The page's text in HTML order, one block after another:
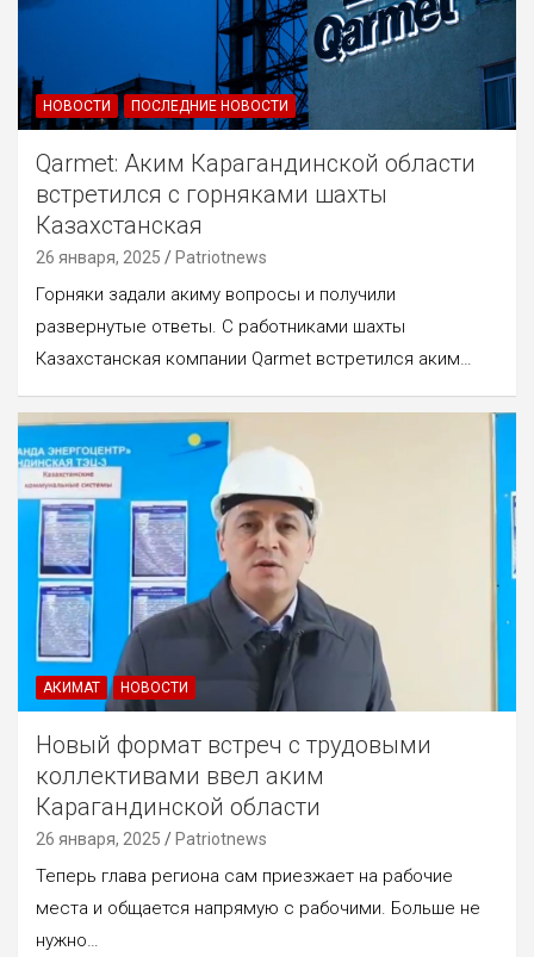
НОВОСТИ ПОСЛЕДНИЕ НОВОСТИ
Qarmet: Аким Карагандинской области
встретился с горняками шахты
Казахстанская
26 января, 2025 Patriotnews
Горняки задали акиму вопросы и получили
развернутые ответы. С работниками шахты
Казахстанская компании Qarmet встретился аким…
АКИМАТ НОВОСТИ
Новый формат встреч с трудовыми
коллективами ввел аким
Карагандинской области
26 января, 2025 Patriotnews
Теперь глава региона сам приезжает на рабочие
места и общается напрямую с рабочими. Больше не
нужно…